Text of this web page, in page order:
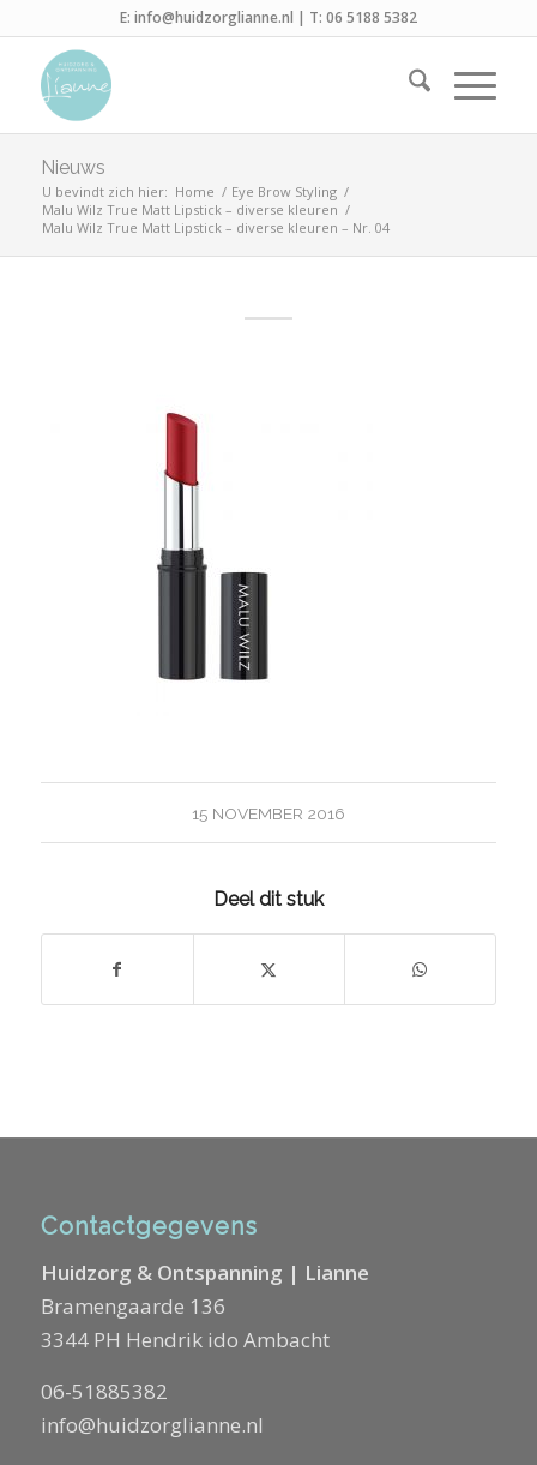
E: info@huidzorglianne.nl | T: 06 5188 5382
Nieuws
U bevindt zich hier: Home / Eye Brow Styling /
Malu Wilz True Matt Lipstick – diverse kleuren /
Malu Wilz True Matt Lipstick – diverse kleuren – Nr. 04
15 NOVEMBER 2016
Deel dit stuk
Contactgegevens
Huidzorg & Ontspanning | Lianne
Bramengaarde 136
3344 PH Hendrik ido Ambacht
06-51885382
info@huidzorglianne.nl